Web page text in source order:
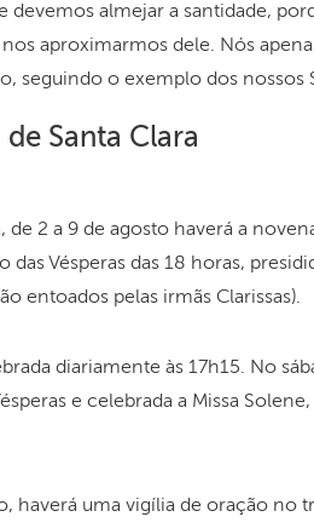
almejar a santidade,
aproximarmos dele. Nós
seguindo o exemplo dos nossos
Santa Clara
de 2 a 9 de agosto haverá a
Vésperas das 18 horas,
entoados pelas irmãs Clarissas).
diariamente às 17h15. No
e celebrada a Missa
haverá uma vigília de oração no